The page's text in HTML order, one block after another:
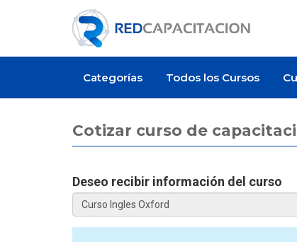
Categorías Todos los Cursos
Cotizar curso de
Deseo recibir información del curso
Artículo